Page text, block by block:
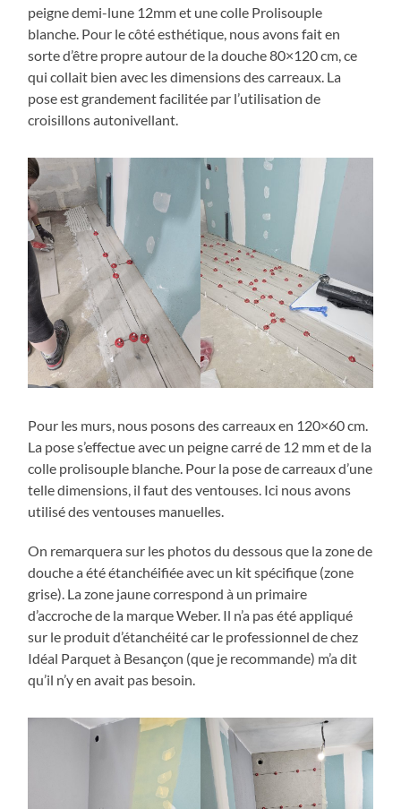
peigne demi-lune 12mm et une colle Prolisouple
blanche. Pour le côté esthétique, nous avons fait en
sorte d’être propre autour de la douche 80×120 cm, ce
qui collait bien avec les dimensions des carreaux. La
pose est grandement facilitée par l’utilisation de
croisillons autonivellant.
Pour les murs, nous posons des carreaux en 120×60 cm.
La pose s’effectue avec un peigne carré de 12 mm et de la
colle prolisouple blanche. Pour la pose de carreaux d’une
telle dimensions, il faut des ventouses. Ici nous avons
utilisé des ventouses manuelles.
On remarquera sur les photos du dessous que la zone de
douche a été étanchéifiée avec un kit spécifique (zone
grise). La zone jaune correspond à un primaire
d’accroche de la marque Weber. Il n’a pas été appliqué
sur le produit d’étanchéité car le professionnel de chez
Idéal Parquet à Besançon (que je recommande) m’a dit
qu’il n’y en avait pas besoin.